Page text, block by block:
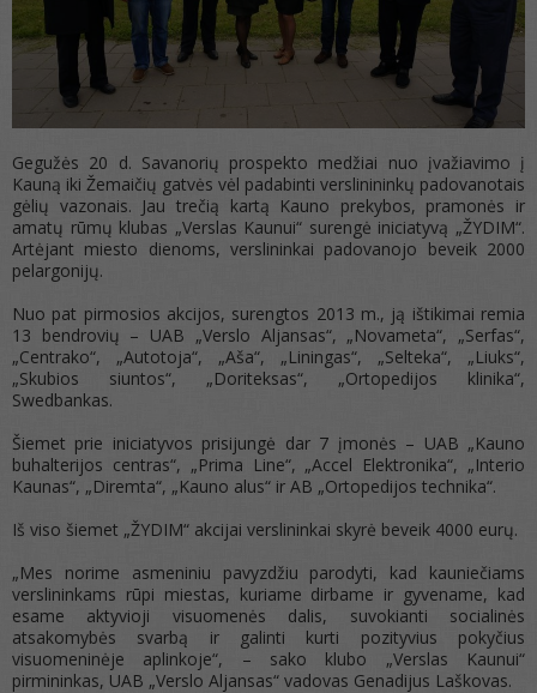
Gegužės 20 d. Savanorių prospekto medžiai nuo įvažiavimo į
Kauną iki Žemaičių gatvės vėl padabinti verslinininkų padovanotais
gėlių vazonais. Jau trečią kartą Kauno prekybos, pramonės ir
amatų rūmų klubas „Verslas Kaunui“ surengė iniciatyvą „ŽYDIM“.
Artėjant miesto dienoms, verslininkai padovanojo beveik 2000
pelargonijų.
Nuo pat pirmosios akcijos, surengtos 2013 m., ją ištikimai remia
13 bendrovių – UAB „Verslo Aljansas“, „Novameta“, „Serfas“,
„Centrako“, „Autotoja“, „Aša“, „Liningas“, „Selteka“, „Liuks“,
„Skubios siuntos“, „Doriteksas“, „Ortopedijos klinika“,
Swedbankas.
Šiemet prie iniciatyvos prisijungė dar 7 įmonės – UAB „Kauno
buhalterijos centras“, „Prima Line“, „Accel Elektronika“, „Interio
Kaunas“, „Diremta“, „Kauno alus“ ir AB „Ortopedijos technika“.
Iš viso šiemet „ŽYDIM“ akcijai verslininkai skyrė beveik 4000 eurų.
„Mes norime asmeniniu pavyzdžiu parodyti, kad kauniečiams
verslininkams rūpi miestas, kuriame dirbame ir gyvename, kad
esame aktyvioji visuomenės dalis, suvokianti socialinės
atsakomybės svarbą ir galinti kurti pozityvius pokyčius
visuomeninėje aplinkoje“, – sako klubo „Verslas Kaunui“
pirmininkas, UAB „Verslo Aljansas“ vadovas Genadijus Laškovas.